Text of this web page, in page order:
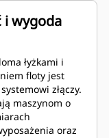
podatne na
za pomocą
(GET)
bocznych
tnące chronią
są najbardziej
z materiałami
nie.
i wygoda
łyżkami i
floty jest
złączy.
maszynom o
oraz